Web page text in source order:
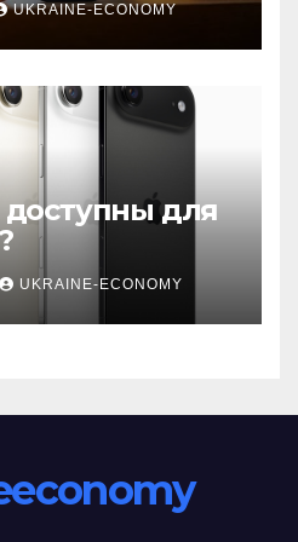
UKRAINE-ECONOMY
доступны для
UKRAINE-ECONOMY